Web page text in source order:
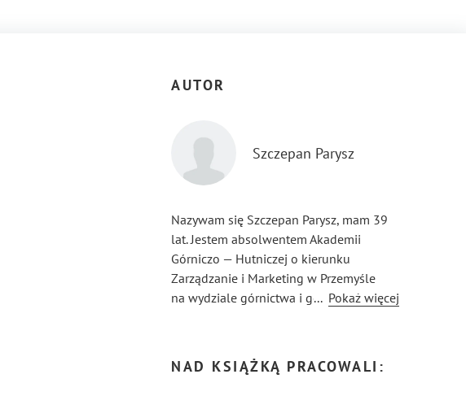
AUTOR
Szczepan Parysz
Nazywam się Szczepan Parysz, mam 39
lat. Jestem absolwentem Akademii
Górniczo — Hutniczej o kierunku
Zarządzanie i Marketing w Przemyśle
na wydziale górnictwa i geoinżynierii.
przekwalifikowania się. Od 10 lat piszę
rymowanki do szuflady. Od około 3 lat
... Pokaż więcej
NAD KSIĄŻKĄ PRACOWALI: